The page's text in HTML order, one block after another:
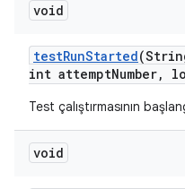
void
testRunStarted
int attemptNumber,
Test çalıştırmasının
void